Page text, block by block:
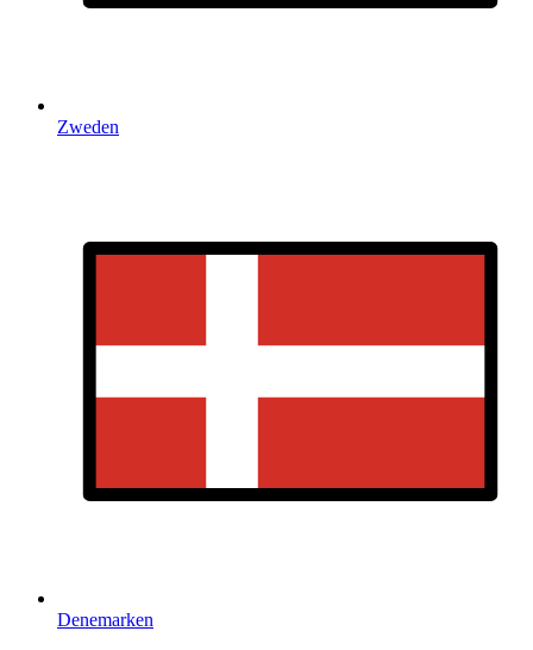
Zweden
Denemarken